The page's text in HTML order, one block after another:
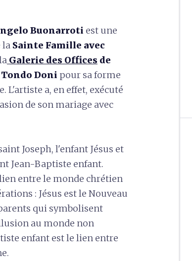
Buonarroti est une
la Sainte Famille avec
Galerie des Offices de
Doni pour sa forme
a, en effet, exécuté
de son mariage avec
Joseph, l'enfant Jésus et
Jean-Baptiste enfant.
entre le monde chrétien
: Jésus est le Nouveau
qui symbolisent
au monde non
enfant est le lien entre